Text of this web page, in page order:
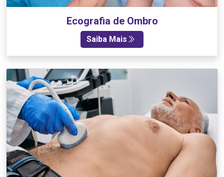
Ecografia de Ombro
Saiba Mais